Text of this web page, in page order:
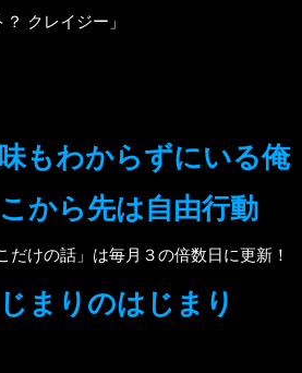
クレイジー」
もわからずにいる俺
から先は自由行動
だけの話」は毎月３の倍数日に更新！
まりのはじまり